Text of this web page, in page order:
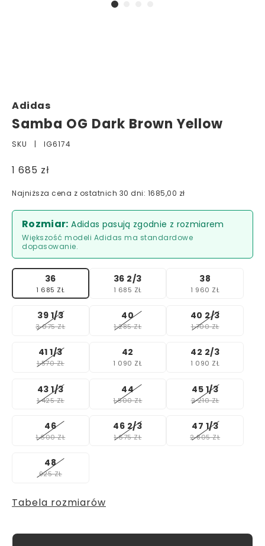
Adidas
Samba OG Dark Brown Yellow
SKU | IG6174
1 685 zł
Najniższa cena z ostatnich 30 dni: 1685,00 zł
Rozmiar: Adidas pasują zgodnie z rozmiarem
Większość modeli Adidas ma standardowe
dopasowanie.
36
1 685 ZŁ
36 2/3
1 685 ZŁ
38
1 960 ZŁ
39 1/3
3 075 ZŁ
40
1 285 ZŁ
40 2/3
1 700 ZŁ
41 1/3
1 570 ZŁ
42
1 090 ZŁ
42 2/3
1 090 ZŁ
43 1/3
1 425 ZŁ
44
1 500 ZŁ
45 1/3
2 210 ZŁ
46
1 600 ZŁ
46 2/3
1 675 ZŁ
47 1/3
2 805 ZŁ
48
925 ZŁ
Tabela rozmiarów